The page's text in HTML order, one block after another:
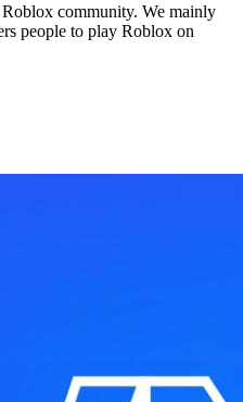
community. We mainly
people to play Roblox on